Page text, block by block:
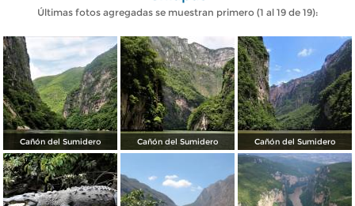
Últimas fotos agregadas se muestran primero (1 al 19 de 19):
Cañón del Sumidero Cañón del Sumidero Cañón del Sumidero